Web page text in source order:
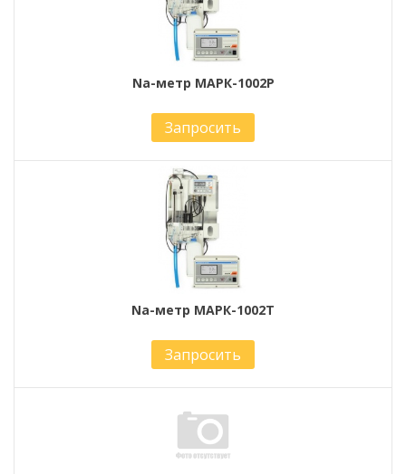
Na-метр МАРК-1002Р
Запросить
Na-метр МАРК-1002Т
Запросить